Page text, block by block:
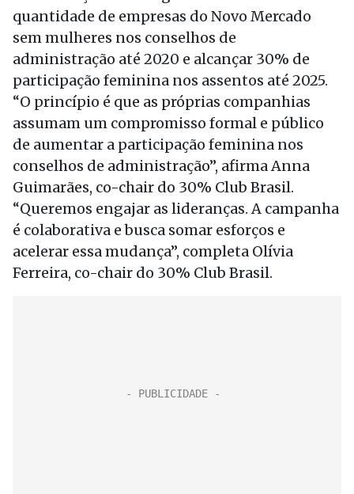
quantidade de empresas do Novo Mercado
sem mulheres nos conselhos de
administração até 2020 e alcançar 30% de
participação feminina nos assentos até 2025.
“O princípio é que as próprias companhias
assumam um compromisso formal e público
de aumentar a participação feminina nos
conselhos de administração”, afirma Anna
Guimarães, co-chair do 30% Club Brasil.
“Queremos engajar as lideranças. A campanha
é colaborativa e busca somar esforços e
acelerar essa mudança”, completa Olívia
Ferreira, co-chair do 30% Club Brasil.